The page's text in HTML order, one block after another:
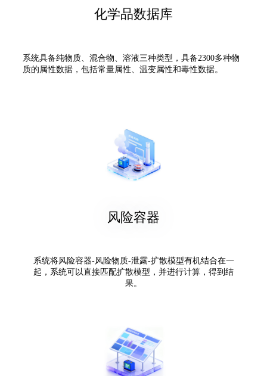
化学品数据库
系统具备纯物质、混合物、溶液三种类型，具备2300多种物
质的属性数据，包括常量属性、温变属性和毒性数据。
风险容器
系统将风险容器-风险物质-泄露-扩散模型有机结合在一
起，系统可以直接匹配扩散模型，并进行计算，得到结
果。